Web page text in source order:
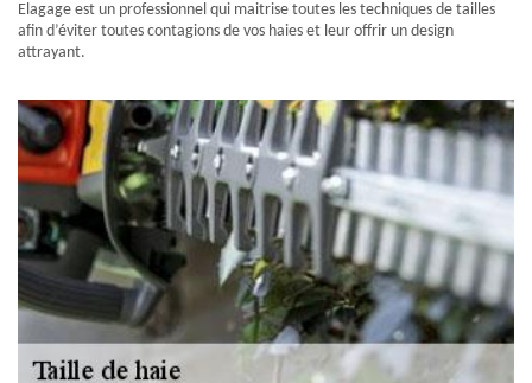
Elagage est un professionnel qui maitrise toutes les techniques de tailles
afin d’éviter toutes contagions de vos haies et leur offrir un design
attrayant.